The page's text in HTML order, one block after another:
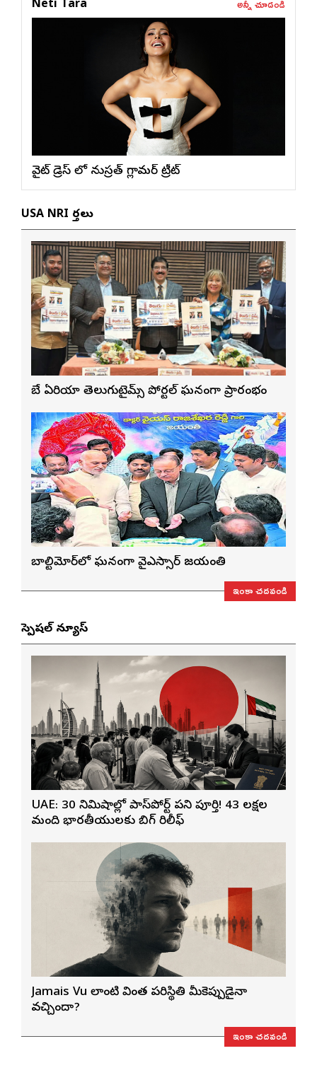
Neti Tara
వైట్ డ్రెస్ లో నుస్ర‌త్ గ్లామ‌ర్ ట్రీట్
USA NRI వార్తలు
బే ఏరియా తెలుగుటైమ్స్ పోర్టల్ ఘనంగా ప్రారంభం
బాల్టిమోర్‌లో ఘనంగా వైఎస్సార్‌ జయంతి
ఇంకా చదవండి
స్పెషల్ న్యూస్
UAE: 30 నిమిషాల్లో పాస్‌పోర్ట్ పని పూర్తి! 43 లక్షల
మంది భారతీయులకు బిగ్ రిలీఫ్
Jamais Vu లాంటి వింత పరిస్థితి మీకెప్పుడైనా
వచ్చిందా?
ఇంకా చదవండి